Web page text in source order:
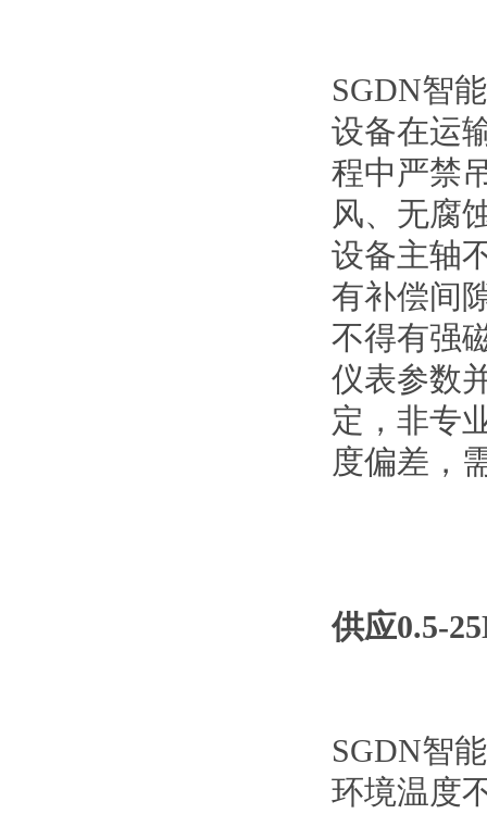
SGDN智
设备在运
程中严禁
风、无腐
设备主轴
有补偿间
不得有强
仪表参数
定，非专
度偏差，
供应0.5-
SGDN智
环境温度